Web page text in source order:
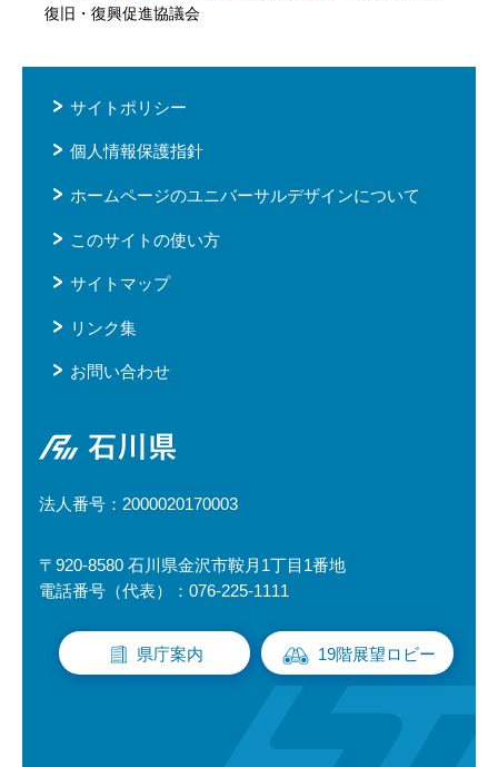
復旧・復興促進協議会
サイトポリシー
個人情報保護指針
ホームページのユニバーサルデザインについて
このサイトの使い方
サイトマップ
リンク集
お問い合わせ
石川県
法人番号：2000020170003
〒920-8580 石川県金沢市鞍月1丁目1番地
電話番号（代表）：076-225-1111
県庁案内 19階展望ロビー